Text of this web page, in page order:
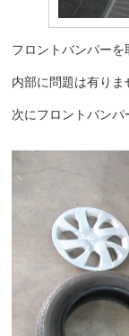
フロントバンパーを
内部に問題は有りま
次にフロントバンパ